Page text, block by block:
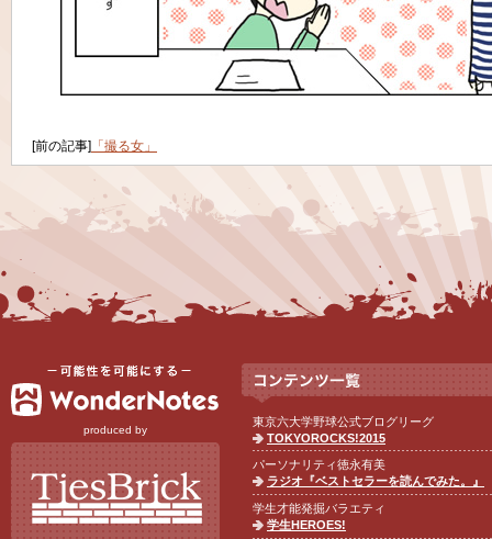
[前の記事] 「撮る女」
produced by
東京六大学野球公式ブログリーグ
TOKYOROCKS!2015
パーソナリティ徳永有美
ラジオ『ベストセラーを読んでみた。』
学生才能発掘バラエティ
学生HEROES!